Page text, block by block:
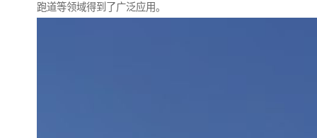
跑道等领域得到了广泛应用。